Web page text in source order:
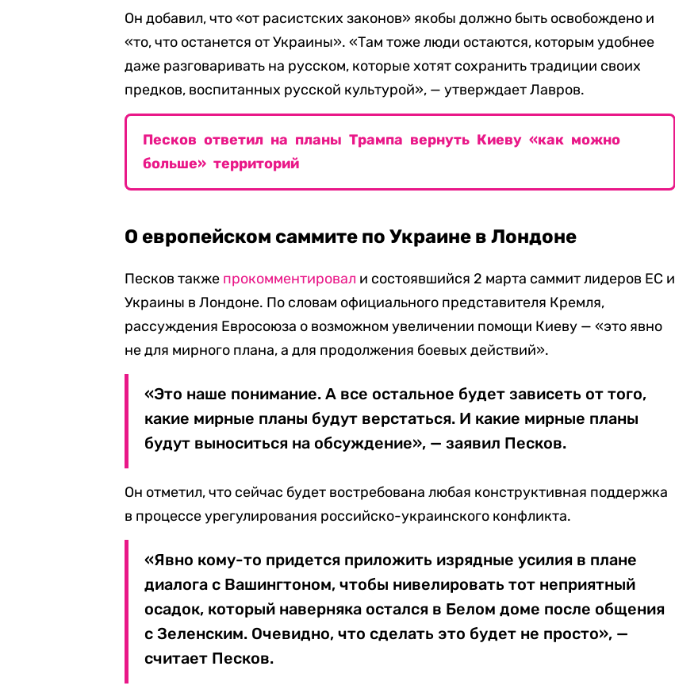
Он добавил, что «от расистских законов» якобы должно быть освобождено и
«то, что останется от Украины». «Там тоже люди остаются, которым удобнее
даже разговаривать на русском, которые хотят сохранить традиции своих
предков, воспитанных русской культурой», — утверждает Лавров.
Песков ответил на планы Трампа вернуть Киеву «как можно
больше» территорий
О европейском саммите по Украине в Лондоне
Песков также прокомментировал и состоявшийся 2 марта саммит лидеров ЕС и
Украины в Лондоне. По словам официального представителя Кремля,
рассуждения Евросоюза о возможном увеличении помощи Киеву — «это явно
не для мирного плана, а для продолжения боевых действий».
«Это наше понимание. А все остальное будет зависеть от того,
какие мирные планы будут верстаться. И какие мирные планы
будут выноситься на обсуждение», — заявил Песков.
Он отметил, что сейчас будет востребована любая конструктивная поддержка
в процессе урегулирования российско-украинского конфликта.
«Явно кому-то придется приложить изрядные усилия в плане
диалога с Вашингтоном, чтобы нивелировать тот неприятный
осадок, который наверняка остался в Белом доме после общения
с Зеленским. Очевидно, что сделать это будет не просто», —
считает Песков.